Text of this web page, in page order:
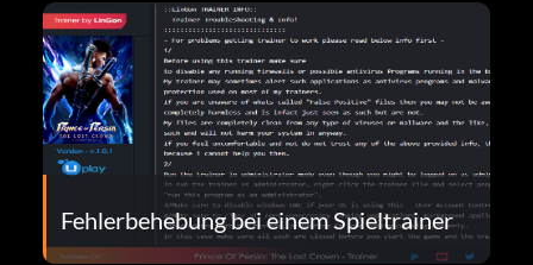
Fehlerbehebung bei einem Spieltrainer